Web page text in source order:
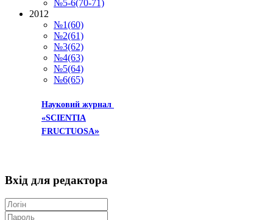
№5-6(70-71)
2012
№1(60)
№2(61)
№3(62)
№4(63)
№5(64)
№6(65)
Науковий журнал
«SCIENTIA
FRUCTUOSA»
Вхід для редактора